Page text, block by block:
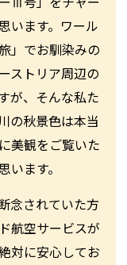
います。ワール
」でお馴染みの
ストリア周辺の
が、そんな私た
の秋景色は本当
美観をご覧いた
ます。
念されていた方
航空サービスが
対に安心してお